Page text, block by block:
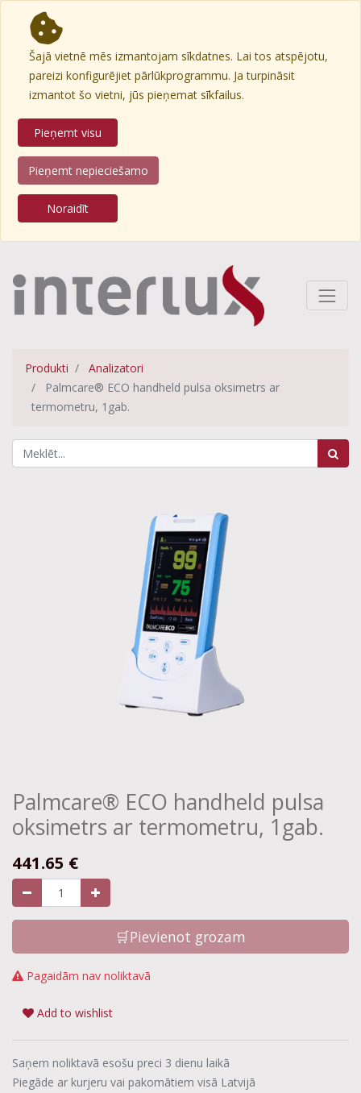
Šajā vietnē mēs izmantojam sīkdatnes. Lai tos atspējotu,
pareizi konfigurējiet pārlūkprogrammu. Ja turpināsit
izmantot šo vietni, jūs pieņemat sīkfailus.
Pieņemt visu
Pieņemt nepieciešamo
Noraidīt
Produkti
Analizatori
Palmcare® ECO handheld pulsa oksimetrs ar
termometru, 1gab.
Palmcare® ECO handheld pulsa
oksimetrs ar termometru, 1gab.
441.65 €
🛒Pievienot grozam
Pagaidām nav noliktavā
Add to wishlist
Saņem noliktavā esošu preci 3 dienu laikā
Piegāde ar kurjeru vai pakomātiem visā Latvijā